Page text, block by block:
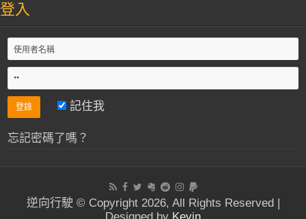
登入
記住我
忘記密碼了嗎？
逆向行駛 © Copyright 2026, All Rights Reserved |